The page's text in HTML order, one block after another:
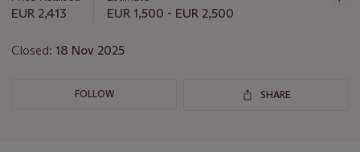
EUR 2,413 EUR 1,500 - EUR 2,500
Closed: 18 Nov 2025
FOLLOW SHARE